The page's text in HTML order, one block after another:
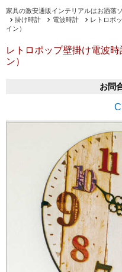
家具の激安通販インテリアルはお洒落
掛け時計
電波時計
レトロポ
イン）
レトロポップ壁掛け電波
ン）
お問